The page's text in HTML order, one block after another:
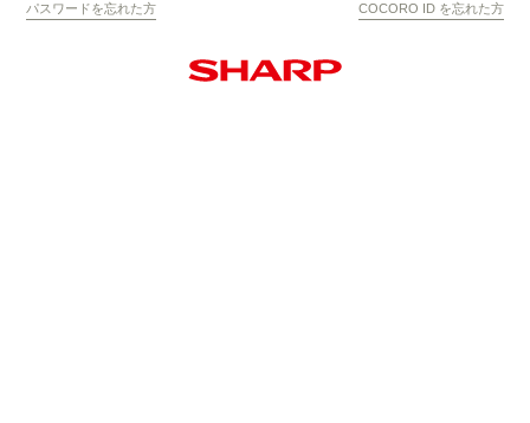
パスワードを忘れた方 COCORO ID を忘れた方